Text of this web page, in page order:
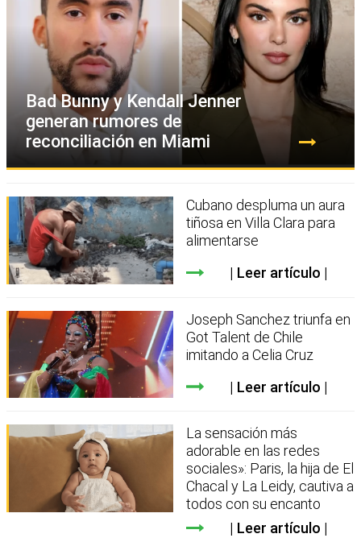
Bad Bunny y Kendall Jenner
generan rumores de
reconciliación en Miami
Cubano despluma un aura
tiñosa en Villa Clara para
alimentarse
Leer artículo
Joseph Sanchez triunfa en
Got Talent de Chile
imitando a Celia Cruz
Leer artículo
La sensación más
adorable en las redes
sociales»: Paris, la hija de El
Chacal y La Leidy, cautiva a
todos con su encanto
Leer artículo